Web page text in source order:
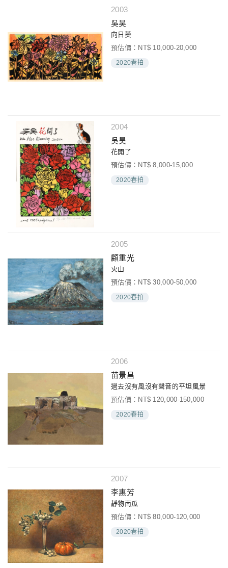
2003
吳昊
向日葵
預估價：NT$ 10,000-20,000
2020春拍
2004
吳昊
花開了
預估價：NT$ 8,000-15,000
2020春拍
2005
顧重光
火山
預估價：NT$ 30,000-50,000
2020春拍
2006
苗景昌
過去沒有風沒有聲音的平坦風景
預估價：NT$ 120,000-150,000
2020春拍
2007
李惠芳
靜物南瓜
預估價：NT$ 80,000-120,000
2020春拍